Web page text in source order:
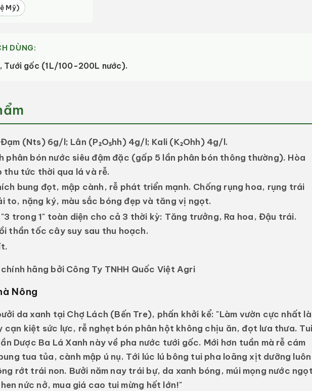
Mỹ)
DÙNG:
Tưới gốc (1L/100-200L nước).
Đạm (Nts) 6g/l; Lân (P₂O₅hh) 4g/l; Kali (K₂Ohh) 4g/l.
phân bón nước siêu đậm đặc (gấp 5 lần phân bón thông thường). Hòa
thu tức thời qua lá và rễ.
bung đọt, mập cành, rễ phát triển mạnh. Chống rụng hoa, rụng trái
to, nặng ký, màu sắc bóng đẹp và tăng vị ngọt.
trong 1" toàn diện cho cả 3 thời kỳ: Tăng trưởng, Ra hoa, Đậu trái.
thần tốc cây suy sau thu hoạch.
hãng bởi Công Ty TNHH Quốc Việt Agri
Nông
da xanh tại Chợ Lách (Bến Tre), phấn khởi kể: "Làm vườn cực nhất là
cạn kiệt sức lực, rễ nghẹt bón phân hột không chịu ăn, đọt lưa thưa. Tui
Dược Ba Lá Xanh này về pha nước tưới gốc. Mới hơn tuần mà rễ cám
tua tủa, cành mập ú nụ. Tới lúc lú bông tui pha loãng xịt dưỡng
rớt trái non. Bưởi năm nay trái bự, da xanh bóng, múi mọng nước ngọt
nức nở, mua giá cao tui mừng hết lớn!"